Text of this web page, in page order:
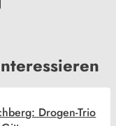
Drogen-Trio